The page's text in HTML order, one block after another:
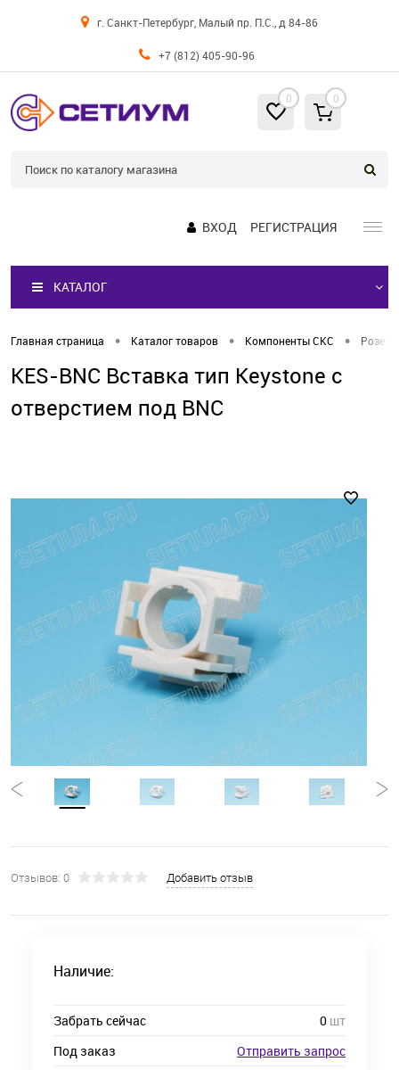
г. Санкт-Петербург, Малый пр. П.С., д 84-86
+7 (812) 405-90-96
0 0
ВХОД РЕГИСТРАЦИЯ
КАТАЛОГ
Главная страница • Каталог товаров • Компоненты СКС •
KES-BNC Вставка тип Keystone с
отверстием под BNC
Отзывов: 0 Добавить отзыв
Наличие:
Забрать сейчас 0 шт
Под заказ
Отправить запрос